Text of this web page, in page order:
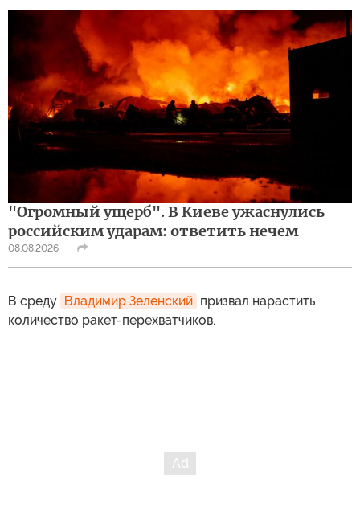
"Огромный ущерб". В Киеве ужаснулись
российским ударам: ответить нечем
08.08.2026
В среду Владимир Зеленский призвал нарастить
количество ракет-перехватчиков.